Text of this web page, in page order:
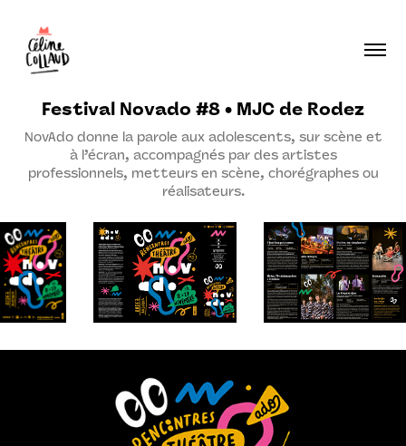
Festival Novado #8 • MJC de Rodez
NovAdo donne la parole aux adolescents, sur scène et
à l’écran, accompagnés par des artistes
professionnels, metteurs en scène, chorégraphes ou
réalisateurs.